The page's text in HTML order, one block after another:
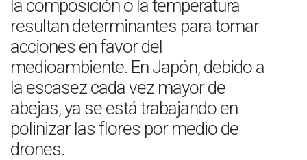
la composición o la temperatura
resultan determinantes para tomar
acciones en favor del
medioambiente. En Japón, debido a
la escasez cada vez mayor de
abejas, ya se está trabajando en
polinizar las flores por medio de
drones.